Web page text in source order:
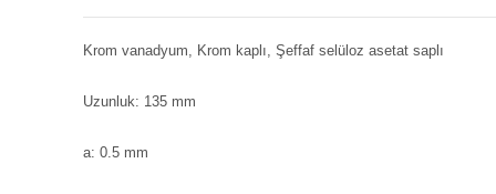
Krom vanadyum, Krom kaplı, Şeffaf selüloz asetat saplı
Uzunluk: 135 mm
a: 0.5 mm